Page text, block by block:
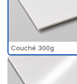
Couché 300g